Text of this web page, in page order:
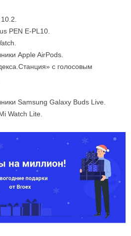
PEN E-PL10.
Apple AirPods.
с голосовым
Samsung Galaxy Buds Live.
Watch Lite.